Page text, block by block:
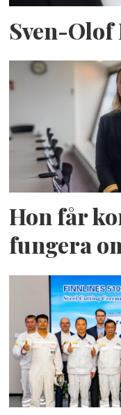
Sven-Olof
Hon får
fungera